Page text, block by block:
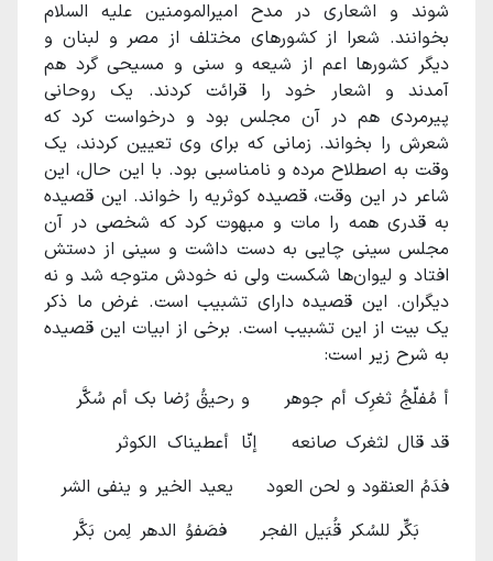
شوند و اشعاری در مدح امیرالمومنین علیه السلام
بخوانند. شعرا از کشورهای مختلف از مصر و لبنان و
دیگر کشورها اعم از شیعه و سنی و مسیحی گرد هم
آمدند و اشعار خود را قرائت کردند. یک روحانی
پیرمردی هم در آن مجلس بود و درخواست کرد که
شعرش را بخواند. زمانی که برای وی تعیین کردند، یک
وقت به اصطلاح مرده‌ و نامناسبی بود. با این حال، این
شاعر در این وقت، قصیده کوثریه را خواند. این قصیده
به قدری همه را مات و مبهوت کرد که شخصی در آن
مجلس سینی چایی به دست داشت و سینی از دستش
افتاد و لیوان‌ها شکست ولی نه خودش متوجه شد و نه
دیگران. این قصیده دارای تشبیب است. غرض ما ذکر
یک بیت از این تشبیب است. برخی از ابیات این قصیده
به شرح زیر است:
أ مُفلّجُ ثغرِک أم جوهر و رحیقُ رُضا بک أم سُکَّر
قد قال لثغرک صانعه إنّا أعطیناک الکوثر
فدَمُ العنقود و لحن العود یعید الخیر و ینفی الشر
بَکِّر للسُکر قُبَیل الفجر فصَفوُ الدهر لِمن بَکَّر